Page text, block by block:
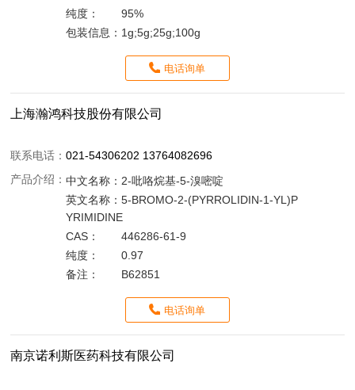
纯度：
95%
包装信息： 1g;5g;25g;100g
电话询单
上海瀚鸿科技股份有限公司
联系电话：021-54306202 13764082696
产品介绍：中文名称： 2-吡咯烷基-5-溴嘧啶
英文名称：5-BROMO-2-(PYRROLIDIN-1-YL)P
YRIMIDINE
CAS：
446286-61-9
纯度：
0.97
备注：
B62851
电话询单
南京诺利斯医药科技有限公司